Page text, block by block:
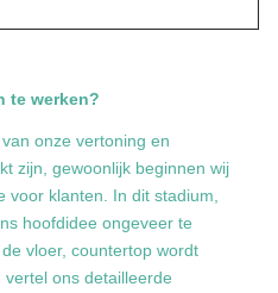
te werken?
onze vertoning en
zijn, gewoonlijk beginnen wij
klanten. In dit stadium,
hoofdidee ongeveer te
vloer, countertop wordt
ons detailleerde